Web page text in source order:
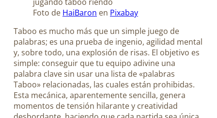
Foto de HaiBaron en Pixabay
Taboo es mucho más que un simple juego de
palabras; es una prueba de ingenio, agilidad mental
y, sobre todo, una explosión de risas. El objetivo es
simple: conseguir que tu equipo adivine una
palabra clave sin usar una lista de «palabras
Taboo» relacionadas, las cuales están prohibidas.
Esta mecánica, aparentemente sencilla, genera
momentos de tensión hilarante y creatividad